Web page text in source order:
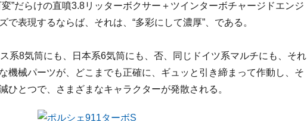
”だらけの直噴3.8リッターボクサー＋ツインターボチャージドエンジ
で表現するならば、それは、“多彩にして濃厚”、である。
系8気筒にも、日本系6気筒にも、否、同じドイツ系マルチにも、それ
機械パーツが、どこまでも正確に、ギュッと引き締まって作動し、そ
ひとつで、さまざまなキャラクターが発散される。